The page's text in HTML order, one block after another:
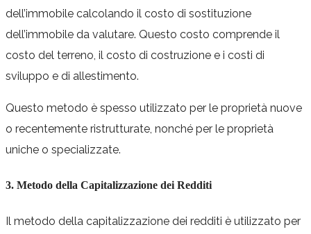
dell’immobile calcolando il costo di sostituzione
dell’immobile da valutare. Questo costo comprende il
costo del terreno, il costo di costruzione e i costi di
sviluppo e di allestimento.
Questo metodo è spesso utilizzato per le proprietà nuove
o recentemente ristrutturate, nonché per le proprietà
uniche o specializzate.
3. Metodo della Capitalizzazione dei Redditi
Il metodo della capitalizzazione dei redditi è utilizzato per